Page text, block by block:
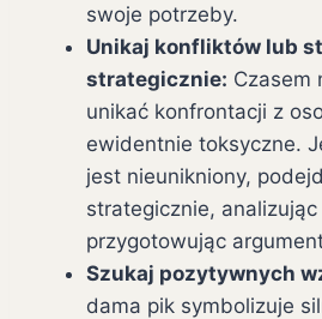
swoje potrzeby.
Unikaj konfliktów lub
strategicznie: Czasem
unikać konfrontacji z
ewidentnie toksyczne.
jest nieunikniony,
strategicznie,
przygotowując
Szukaj pozytywnych
dama pik symbolizuje